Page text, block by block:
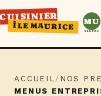
CUISINIER
ÎLE MAURICE MU
MAURICE
ACCUEIL / NOS
MENUS